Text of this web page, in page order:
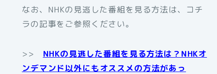
なお、NHKの見逃した番組を見る方法は、コチ
ラの記事をご参照ください。
>> NHKの見逃した番組を見る方法は？NHKオ
ンデマンド以外にもオススメの方法があっ